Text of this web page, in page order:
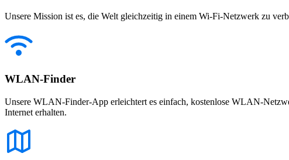
Unsere Mission ist es, die Welt gleichzeitig in einem Wi-Fi-Netzwerk zu
WLAN-Finder
Unsere WLAN-Finder-App erleichtert es einfach, kostenlose WLAN-
Internet erhalten.